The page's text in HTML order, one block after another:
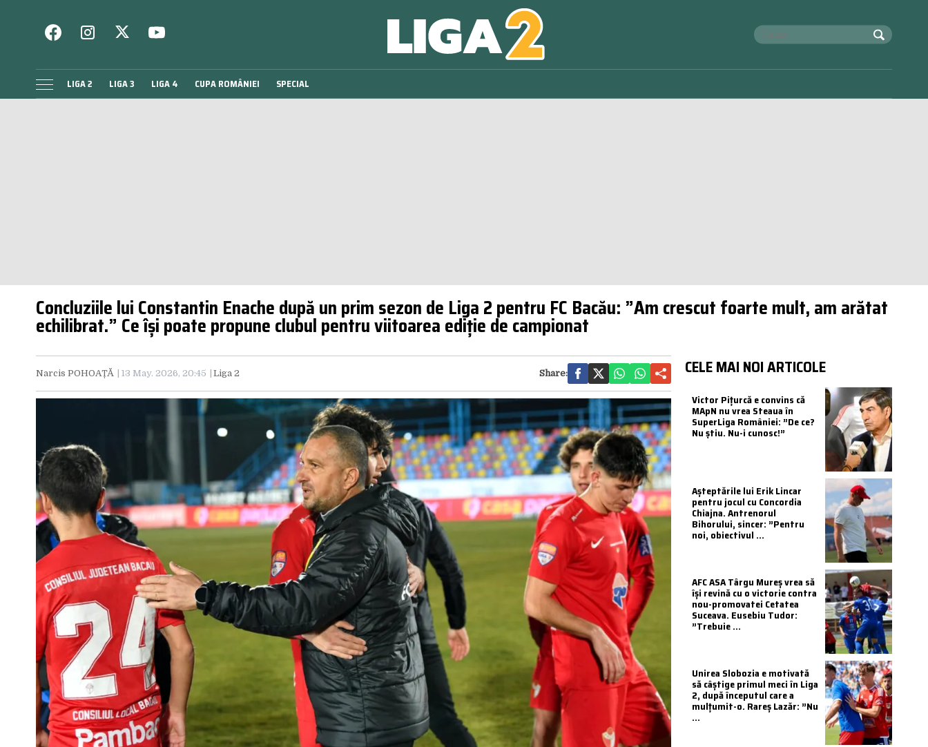
LIGA 2 LIGA 3 LIGA 4 CUPA ROMÂNIEI SPECIAL
Concluziile lui Constantin Enache după un prim sezon de Liga 2 pentru FC Bacău: ”Am crescut foarte mult, am arătat
echilibrat.” Ce își poate propune clubul pentru viitoarea ediție de campionat
Narcis POHOAȚĂ 13 May. 2026, 20:45 Liga 2 Share: CELE MAI NOI ARTICOLE
Victor Pițurcă e convins că
MApN nu vrea Steaua în
SuperLiga României: ”De ce?
Nu știu. Nu-i cunosc!”
Așteptările lui Erik Lincar
pentru jocul cu Concordia
Chiajna. Antrenorul
Bihorului, sincer: ”Pentru
noi, obiectivul ...
AFC ASA Târgu Mureș vrea să
își revină cu o victorie contra
nou-promovatei Cetatea
Suceava. Eusebiu Tudor:
”Trebuie ...
Unirea Slobozia e motivată
să câștige primul meci în Liga
2, după începutul care a
mulțumit-o. Rareș Lazăr: ”Nu
...